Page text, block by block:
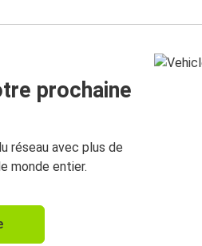
prochaine
réseau avec plus de
monde entier.